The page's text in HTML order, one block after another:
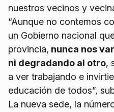
nuestros vecinos y
“Aunque no contemos
un Gobierno nacional
provincia, nunca nos
ni degradando al otro,
a ver trabajando e
educación de todos”,
La nueva sede, la